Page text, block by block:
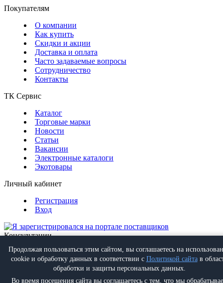
Покупателям
О компании
Как купить
Скидки и акции
Доставка и оплата
Часто задаваемые вопросы
Сотрудничество
Контакты
ТК Сервис
Каталог
Торговые марки
Новости
Статьи
Вакансии
Электронные каталоги
Экотовары
Личный кабинет
Регистрация
Вход
Консультации
Позвонить +7 (495) 988-07-08
Написатьinfo@proff-comfort.ru
Продолжая пользоваться этим сайтом, вы соглашаетесь на
cookie и обработку данных в соответствии с Политикой сайтав
обработки и защиты персональных данных.
Во время посещения сайта вы соглашаетесь с тем, что мы